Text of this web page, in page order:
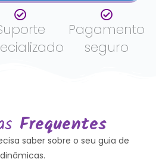
Pagamento
seguro
Frequentes
saber sobre o seu guia de
dinâmicas.